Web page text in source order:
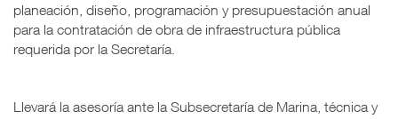
planeación, diseño, programación y presupuestación anual
para la contratación de obra de infraestructura pública
requerida por la Secretaría.
Llevará la asesoría ante la Subsecretaría de Marina, técnica y